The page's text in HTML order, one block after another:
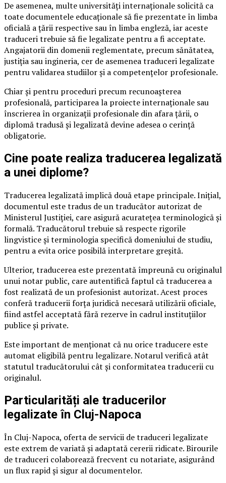
De asemenea, multe universități internaționale solicită ca
toate documentele educaționale să fie prezentate în limba
oficială a țării respective sau în limba engleză, iar aceste
traduceri trebuie să fie legalizate pentru a fi acceptate.
Angajatorii din domenii reglementate, precum sănătatea,
justiția sau ingineria, cer de asemenea traduceri legalizate
pentru validarea studiilor și a competențelor profesionale.
Chiar și pentru proceduri precum recunoașterea
profesională, participarea la proiecte internaționale sau
înscrierea în organizații profesionale din afara țării, o
diplomă tradusă și legalizată devine adesea o cerință
obligatorie.
Cine poate realiza traducerea legalizată
a unei diplome?
Traducerea legalizată implică două etape principale. Inițial,
documentul este tradus de un traducător autorizat de
Ministerul Justiției, care asigură acuratețea terminologică și
formală. Traducătorul trebuie să respecte rigorile
lingvistice și terminologia specifică domeniului de studiu,
pentru a evita orice posibilă interpretare greșită.
Ulterior, traducerea este prezentată împreună cu originalul
unui notar public, care autentifică faptul că traducerea a
fost realizată de un profesionist autorizat. Acest proces
conferă traducerii forța juridică necesară utilizării oficiale,
fiind astfel acceptată fără rezerve în cadrul instituțiilor
publice și private.
Este important de menționat că nu orice traducere este
automat eligibilă pentru legalizare. Notarul verifică atât
statutul traducătorului cât și conformitatea traducerii cu
originalul.
Particularități ale traducerilor
legalizate în Cluj-Napoca
În Cluj-Napoca, oferta de servicii de traduceri legalizate
este extrem de variată și adaptată cererii ridicate. Birourile
de traduceri colaborează frecvent cu notariate, asigurând
un flux rapid și sigur al documentelor.